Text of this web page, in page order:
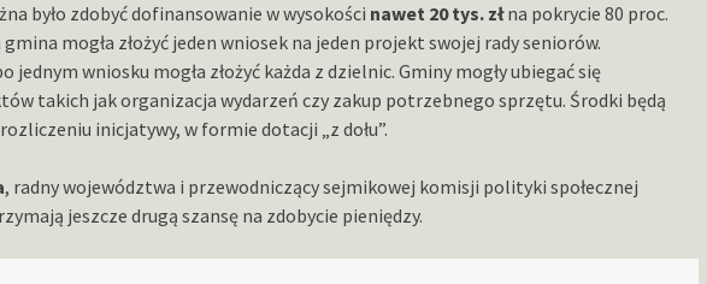
było zdobyć dofinansowanie w wysokości nawet 20 tys. złna pokrycie 80 proc.
mogła złożyć jeden wniosek na jeden projekt swojej rady seniorów.
jednym wniosku mogła złożyć każda z dzielnic. Gminy mogły ubiegać się
takich jak organizacja wydarzeń czy zakup potrzebnego sprzętu. Środki będą
inicjatywy, w formie dotacji „z dołu”.
, radny województwa i przewodniczący sejmikowej komisji polityki społecznej
jeszcze drugą szansę na zdobycie pieniędzy.